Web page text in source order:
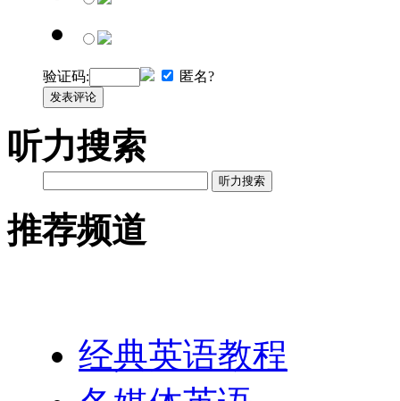
验证码: 匿名?
发表评论
听力搜索
听力搜索
推荐频道
经典英语教程